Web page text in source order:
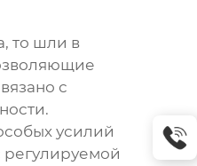
то шли в
с
усилий
регулируемой